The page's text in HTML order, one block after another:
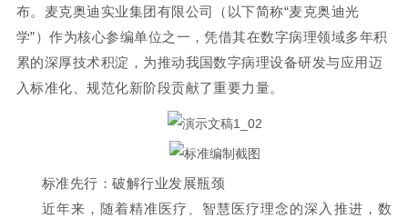
布。 麦克奥迪实业集团有限公司（以下简称“麦克奥迪光
学”）作为核心参编单位之一，凭借其在数字病理领域多年积
累的深厚技术积淀，为推动我国数字病理设备研发与应用迈
入标准化、规范化新阶段贡献了重要力量。
标准先行：破解行业发展瓶颈
近年来，随着精准医疗、智慧医疗理念的深入推进，数